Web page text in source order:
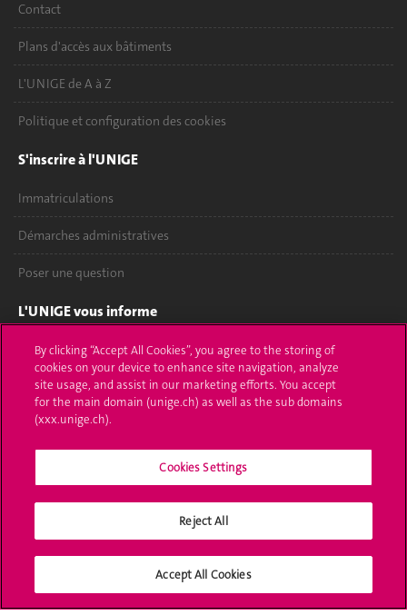
Contact
Plans d'accès aux bâtiments
L'UNIGE de A à Z
Politique et configuration des cookies
S'inscrire à l'UNIGE
Immatriculations
Démarches administratives
Poser une question
L'UNIGE vous informe
UNIGE Mobile
Médias
Offres d'emploi
Calendrier académique
Médias sociaux UNIGE
By clicking “Accept All Cookies”, you agree to the storing of
cookies on your device to enhance site navigation, analyze
site usage, and assist in our marketing efforts. You accept
for the main domain (unige.ch) as well as the sub domains
(xxx.unige.ch).
Cookies Settings
Reject All
Accept All Cookies